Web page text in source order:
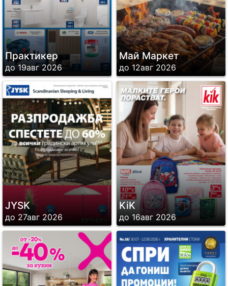
Практикер
до 19авг 2026
Май Маркет
до 12авг 2026
JYSK
до 27авг 2026
KiK
до 16авг 2026